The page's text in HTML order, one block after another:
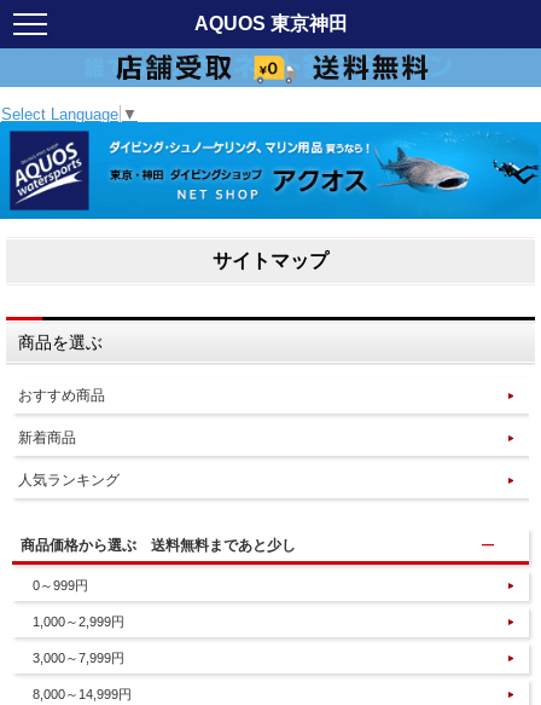
AQUOS 東京神田
Select Language ▼
サイトマップ
商品を選ぶ
おすすめ商品
新着商品
人気ランキング
商品価格から選ぶ 送料無料まであと少し
0～999円
1,000～2,999円
3,000～7,999円
8,000～14,999円